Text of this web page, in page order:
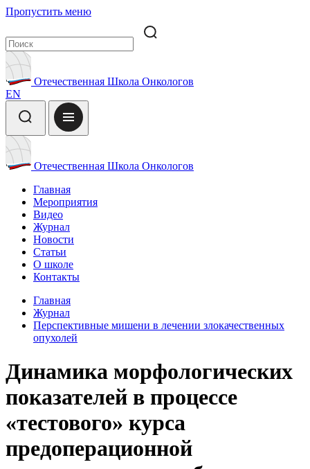
Пропустить меню
Отечественная Школа Онкологов
EN
Отечественная Школа Онкологов
Главная
Мероприятия
Видео
Журнал
Новости
Статьи
О школе
Контакты
Главная
Журнал
Перспективные мишени в лечении злокачественных
опухолей
Динамика морфологических
показателей в процессе
«тестового» курса
предоперационной